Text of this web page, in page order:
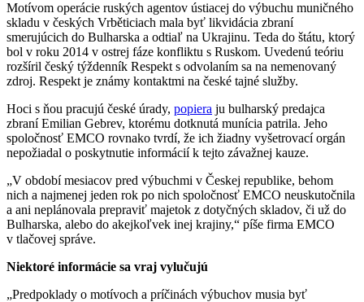
Motívom operácie ruských agentov ústiacej do výbuchu muničného
skladu v českých Vrběticiach mala byť likvidácia zbraní
smerujúcich do Bulharska a odtiaľ na Ukrajinu. Teda do štátu, ktorý
bol v roku 2014 v ostrej fáze konfliktu s Ruskom. Uvedenú teóriu
rozšíril český týždenník Respekt s odvolaním sa na nemenovaný
zdroj. Respekt je známy kontaktmi na české tajné služby.
Hoci s ňou pracujú české úrady, popiera ju bulharský predajca
zbraní Emilian Gebrev, ktorému dotknutá munícia patrila. Jeho
spoločnosť EMCO rovnako tvrdí, že ich žiadny vyšetrovací orgán
nepožiadal o poskytnutie informácií k tejto závažnej kauze.
„V období mesiacov pred výbuchmi v Českej republike, behom
nich a najmenej jeden rok po nich spoločnosť EMCO neuskutočnila
a ani neplánovala prepraviť majetok z dotyčných skladov, či už do
Bulharska, alebo do akejkoľvek inej krajiny,“ píše firma EMCO
v tlačovej správe.
Niektoré informácie sa vraj vylučujú
„Predpoklady o motívoch a príčinách výbuchov musia byť